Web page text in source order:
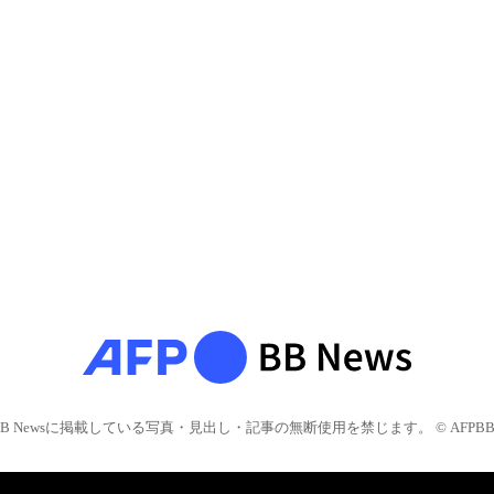
Newsに掲載している写真・見出し・記事の無断使用を禁じます。 © AFPBB